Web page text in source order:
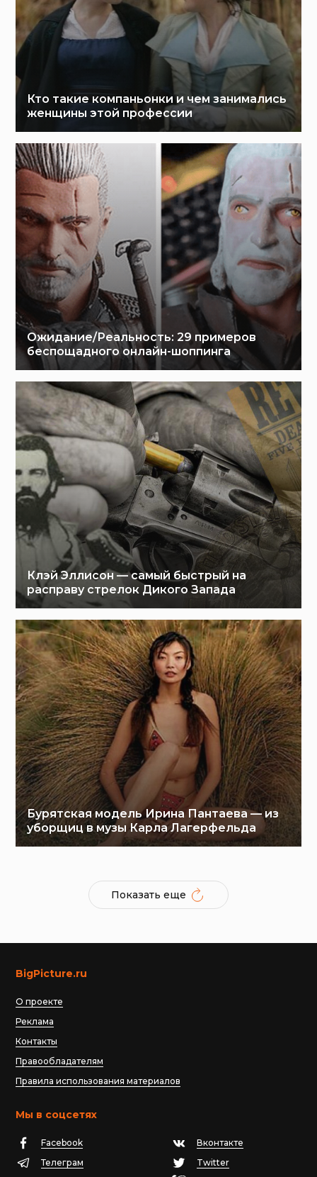
Кто такие компаньонки и чем занимались
женщины этой профессии
Ожидание/Реальность: 29 примеров
беспощадного онлайн-шоппинга
Клэй Эллисон — самый быстрый на
расправу стрелок Дикого Запада
Бурятская модель Ирина Пантаева — из
уборщиц в музы Карла Лагерфельда
Показать еще
BigPicture.ru
О проекте
Реклама
Контакты
Правообладателям
Правила использования материалов
Мы в соцсетях
Facebook
Вконтакте
Телеграм
Twitter